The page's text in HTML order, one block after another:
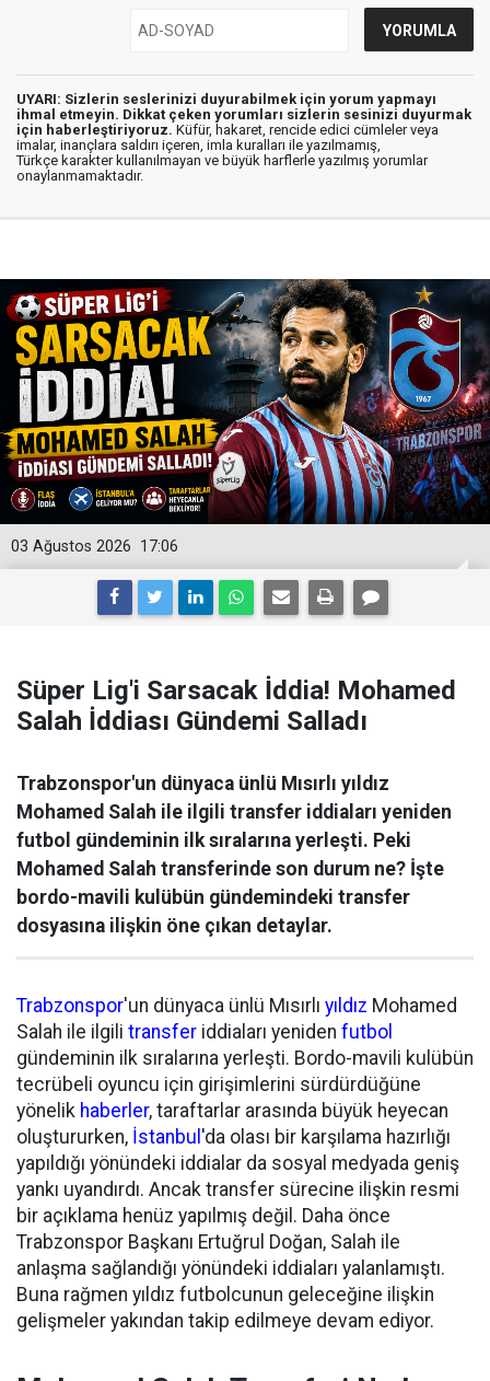
UYARI: Sizlerin seslerinizi duyurabilmek için yorum yapmayı
ihmal etmeyin. Dikkat çeken yorumları sizlerin sesinizi duyurmak
için haberleştiriyoruz. Küfür, hakaret, rencide edici cümleler veya
imalar, inançlara saldırı içeren, imla kuralları ile yazılmamış,
Türkçe karakter kullanılmayan ve büyük harflerle yazılmış yorumlar
onaylanmamaktadır.
17:06
03 Ağustos 2026
Süper Lig'i Sarsacak İddia! Mohamed
Salah İddiası Gündemi Salladı
Trabzonspor'un dünyaca ünlü Mısırlı yıldız
Mohamed Salah ile ilgili transfer iddiaları yeniden
futbol gündeminin ilk sıralarına yerleşti. Peki
Mohamed Salah transferinde son durum ne? İşte
bordo-mavili kulübün gündemindeki transfer
dosyasına ilişkin öne çıkan detaylar.
Trabzonspor'un dünyaca ünlü Mısırlı yıldız Mohamed
Salah ile ilgili transfer iddiaları yeniden futbol
gündeminin ilk sıralarına yerleşti. Bordo-mavili kulübün
tecrübeli oyuncu için girişimlerini sürdürdüğüne
yönelik haberler, taraftarlar arasında büyük heyecan
oluştururken, İstanbul 'da olası bir karşılama hazırlığı
yapıldığı yönündeki iddialar da sosyal medyada geniş
yankı uyandırdı. Ancak transfer sürecine ilişkin resmi
bir açıklama henüz yapılmış değil. Daha önce
Trabzonspor Başkanı Ertuğrul Doğan, Salah ile
anlaşma sağlandığı yönündeki iddiaları yalanlamıştı.
Buna rağmen yıldız futbolcunun geleceğine ilişkin
gelişmeler yakından takip edilmeye devam ediyor.